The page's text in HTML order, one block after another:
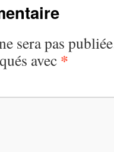
sera pas
avec *